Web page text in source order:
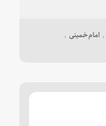
امام خمینی